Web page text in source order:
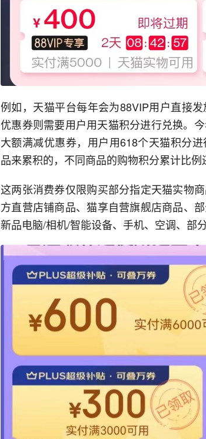
例如，天猫平台每年会为88VIP用户直接
优惠券则需要用户用天猫积分进行兑换。
大额满减优惠券，用户用618个天猫积分
品来累积的，不同商品的购物积分累计比例
这两张消费券仅限购买部分指定天猫实物
方直营店铺商品、猫享自营旗舰店商品、
新品电脑/相机/智能设备、手机、空调、部